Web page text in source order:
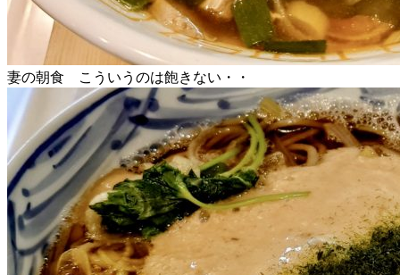
妻の朝食 こういうのは飽きない・・